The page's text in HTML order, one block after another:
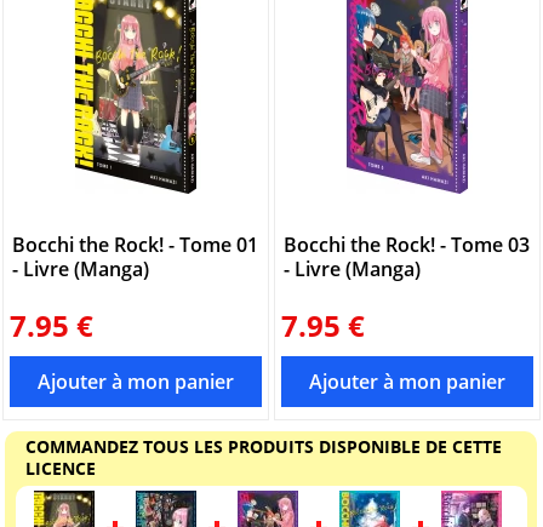
Bocchi the Rock! - Tome 01
- Livre (Manga)
7.95 €
Bocchi the Rock! - Tome 03
- Livre (Manga)
7.95 €
COMMANDEZ TOUS LES PRODUITS DISPONIBLE DE CETTE
LICENCE